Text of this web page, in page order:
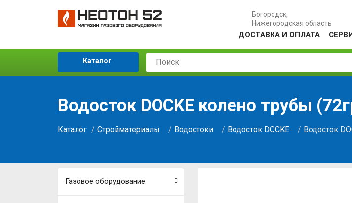
Богородск,
Нижегородская область
ДОСТАВКА И ОПЛАТА
Каталог
Водосток DOCKE колено трубы
Каталог Стройматериалы Водостоки Водосток DOCKE Водосток
Газовое оборудование